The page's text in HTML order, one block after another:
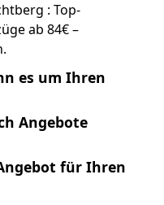
: Top-
ab 84€ –
es um Ihren
Angebote
für Ihren